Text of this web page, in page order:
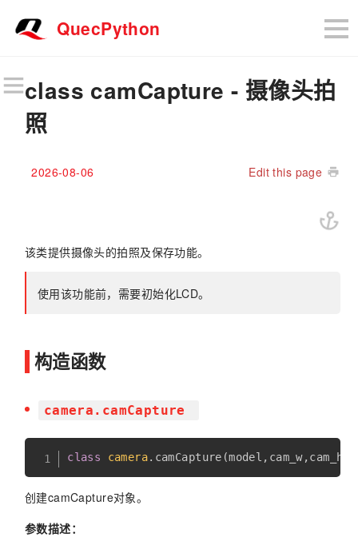
QuecPython
class camCapture - 摄像头拍
照
2026-08-06 Edit this page
该类提供摄像头的拍照及保存功能。
使用该功能前，需要初始化LCD。
构造函数
camera.camCapture
class camera. camCapture (model , cam_w,cam_h
创建camCapture对象。
参数描述：